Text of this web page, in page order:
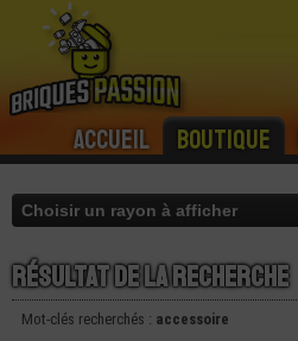
Accueil Boutique
Résultat de la recherche
Mot-clés recherchés : accessoire